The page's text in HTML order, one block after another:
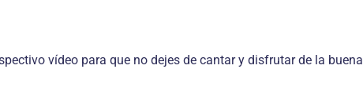
vídeo para que no dejes de cantar y disfrutar de la buena